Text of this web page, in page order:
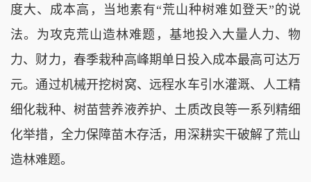
度大、成本高，当地素有“荒山种树难如登天”的说
法。为攻克荒山造林难题，基地投入大量人力、物
力、财力，春季栽种高峰期单日投入成本最高可达万
元。通过机械开挖树窝、远程水车引水灌溉、人工精
细化栽种、树苗营养液养护、土质改良等一系列精细
化举措，全力保障苗木存活，用深耕实干破解了荒山
造林难题。